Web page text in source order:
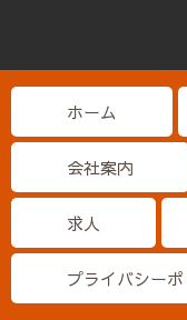
ホーム
会社案内
求人
プライバシー